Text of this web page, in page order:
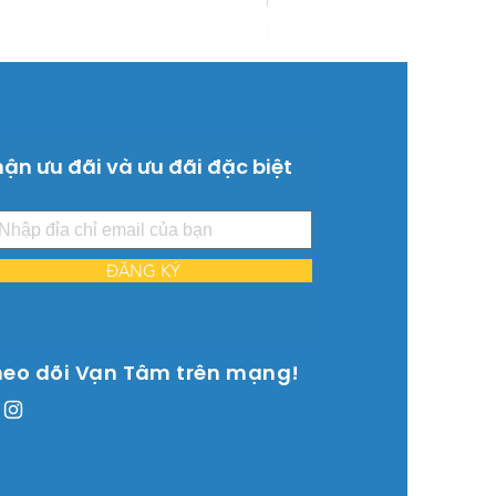
ưu đãi và ưu đãi đặc biệt
ĐĂNG KÝ
dõi Vạn Tâm trên mạng!